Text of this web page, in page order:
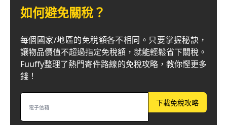
如何避免關稅？
每個國家/地區的免稅額各不相同。只要掌握秘訣，
讓物品價值不超過指定免稅額，就能輕鬆省下關稅。
Fuuffy整理了熱門寄件路線的免稅攻略，教你慳更多
錢！
下載免稅攻略